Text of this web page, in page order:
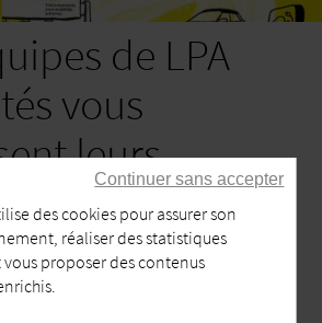
de LPA
vous
leurs
vœux pour
2026 !
des cookies pour assurer son
réaliser des statistiques
proposer des contenus
Continuer sans accepter